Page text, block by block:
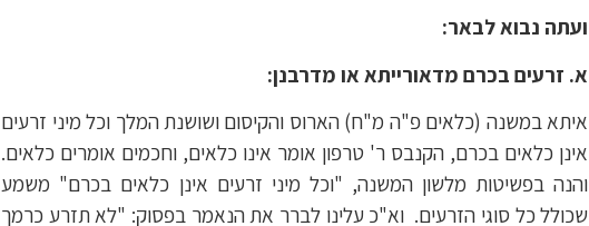
ועתה נבוא לבאר:
א. זרעים בכרם מדאורייתא או מדרבנן:
איתא במשנה (כלאים פ"ה מ"ח) הארוס והקיסום ושושנת המלך וכל מיני זרעים
אינן כלאים בכרם, הקנבס ר' טרפון אומר אינו כלאים, וחכמים אומרים כלאים.
והנה בפשיטות מלשון המשנה, "וכל מיני זרעים אינן כלאים בכרם" משמע
שכולל כל סוגי הזרעים. וא"כ עלינו לברר את הנאמר בפסוק: "לא תזרע כרמך